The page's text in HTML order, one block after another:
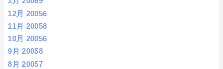
12月 20056
11月 20058
10月 20056
9月 20058
8月 20057